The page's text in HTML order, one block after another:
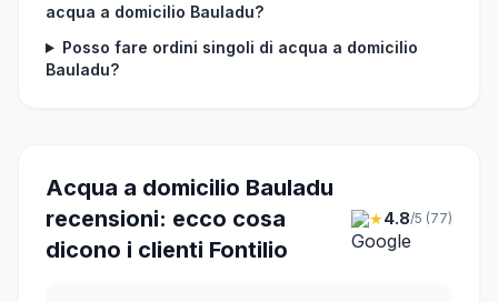
acqua a domicilio Bauladu?
Posso fare ordini singoli di acqua a domicilio
Bauladu?
Acqua a domicilio Bauladu
recensioni: ecco cosa
dicono i clienti Fontilio
★4.8/5 (77)